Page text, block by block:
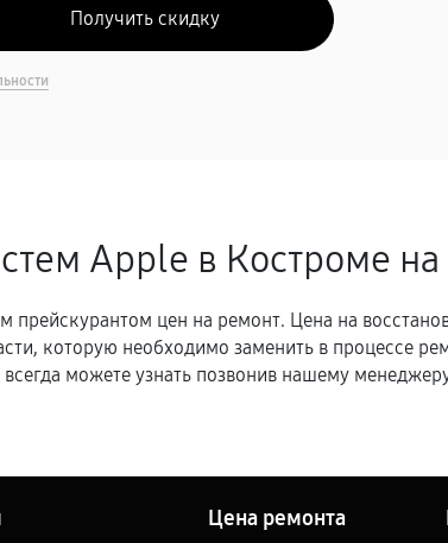
Apple в Костроме
цен на ремонт. Цена на
которую необходимо заменить в процессе
можете узнать позвонив нашему
Цена ремонта